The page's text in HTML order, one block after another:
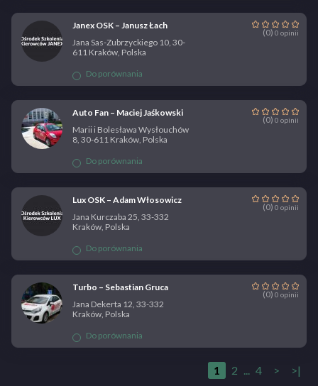
Janex OSK – Janusz Łach
(0) 0 opinii
Jana Sas-Zubrzyckiego 10, 30-
611 Kraków, Polska
Do porównania
Auto Fan – Maciej Jaśkowski
(0) 0 opinii
Marii i Bolesława Wysłouchów
8, 30-611 Kraków, Polska
Do porównania
Lux OSK – Adam Włosowicz
(0) 0 opinii
Jana Kurczaba 25, 33-332
Kraków, Polska
Do porównania
Turbo – Sebastian Gruca
(0) 0 opinii
Jana Dekerta 12, 33-332
Kraków, Polska
Do porównania
1 2 ... 4 > >|